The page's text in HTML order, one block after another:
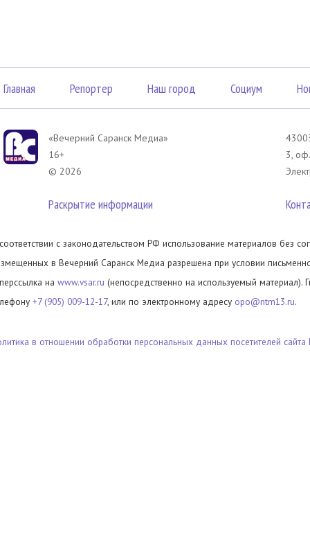
Главная Репортер Наш город Социум
«Вечерний Саранск Mедиа»
16+
© 2026
Раскрытие информации
3,
с законодательством РФ использование материалов без
в Вечерний Саранск Медиа разрешена при условии
на www.vsar.ru (непосредственно на используемый материал).
+7 (905) 009-12-17, или по электронному адресу opo@ntm13.ru.
в отношении обработки персональных данных посетителей